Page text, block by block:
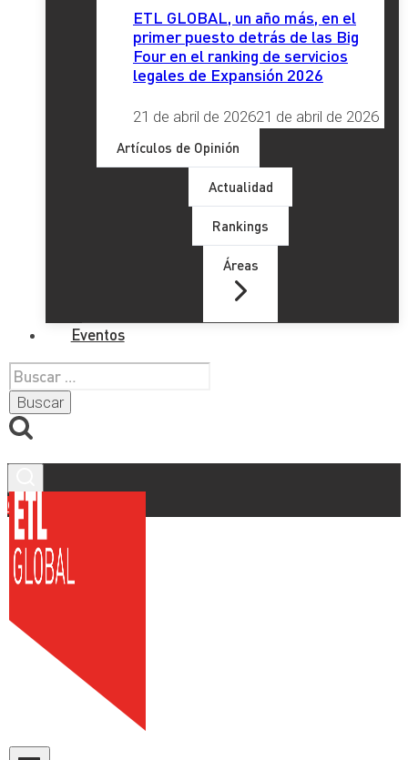
ETL GLOBAL, un año más, en el
primer puesto detrás de las Big
Four en el ranking de servicios
legales de Expansión 2026
21 de abril de 202621 de abril de 2026
Artículos de Opinión
Actualidad
Rankings
Áreas
Eventos
Buscar:
Contacto